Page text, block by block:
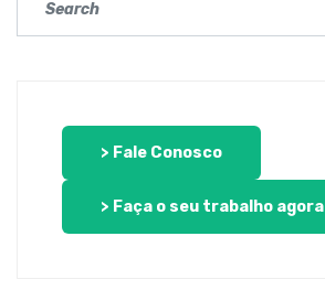
> Fale Conosco
> Faça o seu trabalho agora